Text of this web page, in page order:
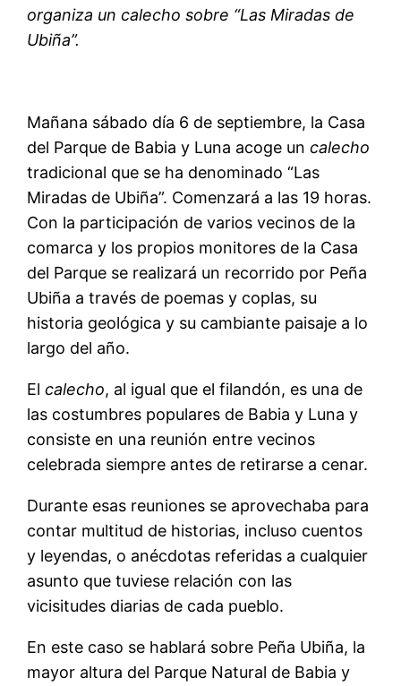
organiza un calecho sobre “Las Miradas de
Ubiña”.
Mañana sábado día 6 de septiembre, la Casa
del Parque de Babia y Luna acoge uncalecho
tradicional que se ha denominado “Las
Miradas de Ubiña”. Comenzará a las 19 horas.
Con la participación de varios vecinos de la
comarca y los propios monitores de la Casa
del Parque se realizará un recorrido por Peña
Ubiña a través de poemas y coplas, su
historia geológica y su cambiante paisaje a lo
largo del año.
Elcalecho, al igual que el filandón, es una de
las costumbres populares de Babia y Luna y
consiste en una reunión entre vecinos
celebrada siempre antes de retirarse a cenar.
Durante esas reuniones se aprovechaba para
contar multitud de historias, incluso cuentos
y leyendas, o anécdotas referidas a cualquier
asunto que tuviese relación con las
vicisitudes diarias de cada pueblo.
En este caso se hablará sobre Peña Ubiña, la
mayor altura del Parque Natural de Babia y